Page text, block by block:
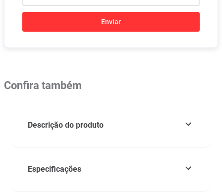
Enviar
Confira também
Descrição do produto
Especificações